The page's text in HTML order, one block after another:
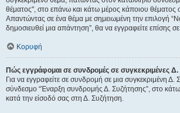
θέματος", στο επάνω και κάτω μέρος κάποιου θέματος
Απαντώντας σε ένα θέμα με σημειωμένη την επιλογή
δημοσιευθεί μια απάντηση”, θα να εγγραφείτε επίσης
Κορυφή
Πώς εγγράφομαι σε συνδρομές σε συγκεκριμένες Δ.
Για να εγγραφείτε σε συνδρομή σε μια συγκεκριμένη
σύνδεσμο “Έναρξη συνδρομής Δ. Συζήτησης”, στο
κατά την είσοδό σας στη Δ. Συζήτηση.